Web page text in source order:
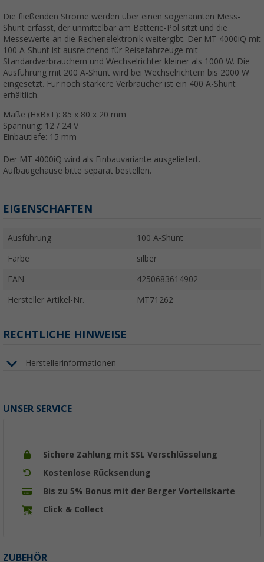
Die fließenden Ströme werden über einen sogenannten Mess-
Shunt erfasst, der unmittelbar am Batterie-Pol sitzt und die
Messewerte an die Rechenelektronik weitergibt. Der MT 4000iQ mit
100 A-Shunt ist ausreichend für Reisefahrzeuge mit
Standardverbrauchern und Wechselrichter kleiner als 1000 W. Die
Ausführung mit 200 A-Shunt wird bei Wechselrichtern bis 2000 W
eingesetzt. Für noch stärkere Verbraucher ist ein 400 A-Shunt
erhältlich.
Maße (HxBxT): 85 x 80 x 20 mm
Spannung: 12 / 24 V
Einbautiefe: 15 mm
Der MT 4000iQ wird als Einbauvariante ausgeliefert.
Aufbaugehäuse bitte separat bestellen.
EIGENSCHAFTEN
Ausführung 100 A-Shunt
Farbe silber
EAN 4250683614902
Hersteller Artikel-Nr. MT71262
RECHTLICHE HINWEISE
Herstellerinformationen
UNSER SERVICE
Sichere Zahlung mit SSL Verschlüsselung
Kostenlose Rücksendung
Bis zu 5% Bonus mit der Berger Vorteilskarte
Click & Collect
ZUBEHÖR